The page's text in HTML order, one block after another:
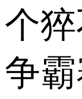
个
争